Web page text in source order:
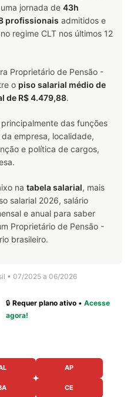
jornada de 43h
profissionais admitidos e
regime CLT nos últimos 12
Proprietário de Pensão -
o piso salarial médio de
de R$ 4.479,88.
das funções
empresa, localidade,
e política de cargos,
na tabela salarial, mais
salarial 2026, salário
e anual para saber
Proprietário de Pensão -
brasileiro.
• 07/2025 a 06/2026
🔒Requer plano ativo •Acesse
agora!
AP
CE